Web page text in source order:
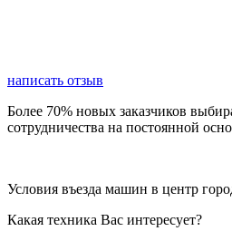
написать отзыв
Более 70% новых заказчиков
сотрудничества на постоянной
Условия въезда машин в центр
Какая техника Вас интересует?